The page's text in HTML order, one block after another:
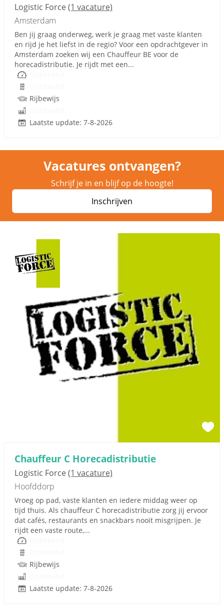
Logistic Force(1 vacature)
Amsterdam
Ben jij graag onderweg, werk je graag met vaste klanten
en rijd je het liefst in de regio? Voor een opdrachtgever in
Amsterdam zoeken wij een Chauffeur BE voor de
horecadistributie. Je rijdt met een...
Rijbewijs
Laatste update: 7-8-2026
Vacatures ontvangen?
Schrijf je in en blijf op de hoogte!
Inschrijven
Chauffeur C Horecadistributie
Logistic Force(1 vacature)
Hoofddorp
Vroeg op pad, vaste klanten en iedere middag weer op
tijd thuis. Als chauffeur C horecadistributie zorg jij ervoor
dat cafés, restaurants en snackbars nooit misgrijpen. Je
rijdt een vaste route,...
Rijbewijs
Laatste update: 7-8-2026